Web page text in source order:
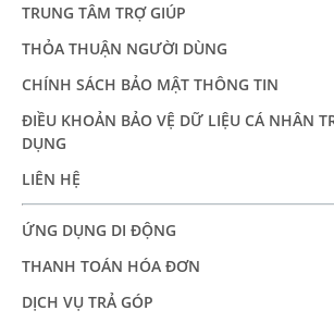
TRUNG TÂM TRỢ GIÚP
THỎA THUẬN NGƯỜI DÙNG
CHÍNH SÁCH BẢO MẬT THÔNG TIN
ĐIỀU KHOẢN BẢO VỆ DỮ LIỆU CÁ NHÂN
DỤNG
LIÊN HỆ
ỨNG DỤNG DI ĐỘNG
THANH TOÁN HÓA ĐƠN
DỊCH VỤ TRẢ GÓP